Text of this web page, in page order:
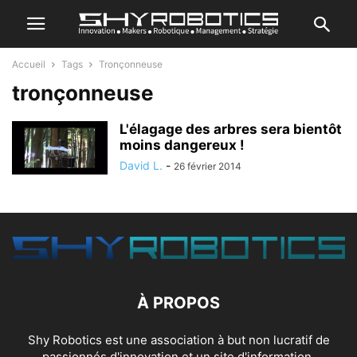
Accueil Tags Tronçonneuse
tronçonneuse
L'élagage des arbres sera bientôt
moins dangereux !
David L. - 26 février 2014
À PROPOS
Shy Robotics est une association à but non lucratif de